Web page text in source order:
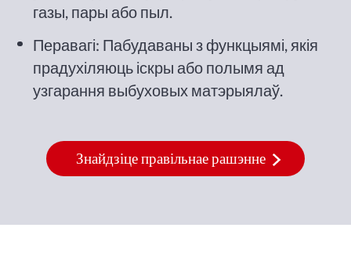
газы, пары або пыл.
Перавагі: Пабудаваны з функцыямі, якія
прадухіляюць іскры або полымя ад
узгарання выбуховых матэрыялаў.
Знайдзіце правільнае рашэнне